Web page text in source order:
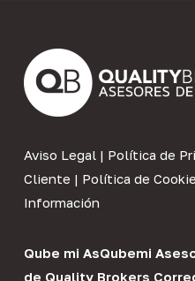
Aviso Legal| Política de
Cliente | Política de
Información
Qube mi AsQubemi
de Quality Brokers